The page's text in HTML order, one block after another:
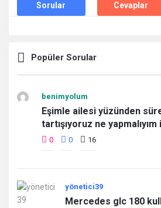
Sorular
Cevaplar
Popüler Sorular
benimyolum
Eşimle ailesi yüzünden
tartışıyoruz ne
0 0 16
yönetici39
Mercedes glc 180